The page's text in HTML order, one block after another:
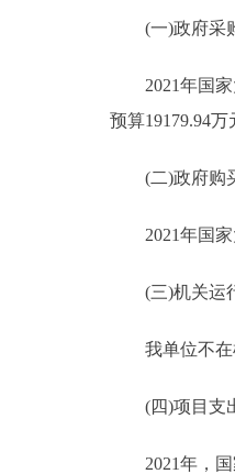
(一)政府采
2021年国家大
预算19179.94万
(二)政府购
2021年国家
(三)机关运
我单位不在
(四)项目支出
2021年，国家